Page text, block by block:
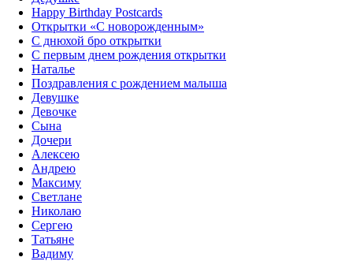
Happy Birthday Postcards
Открытки «‎С новорожденным»
С днюхой бро открытки
С первым днем рождения открытки
Наталье
Поздравления с рождением малыша
Девушке
Девочке
Сына
Дочери
Алексею
Андрею
Максиму
Светлане
Николаю
Сергею
Татьяне
Вадиму